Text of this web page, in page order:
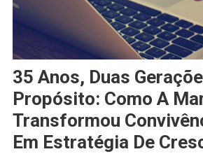
35 Anos, Duas
Propósito: Como A
Transformou
Em Estratégia De